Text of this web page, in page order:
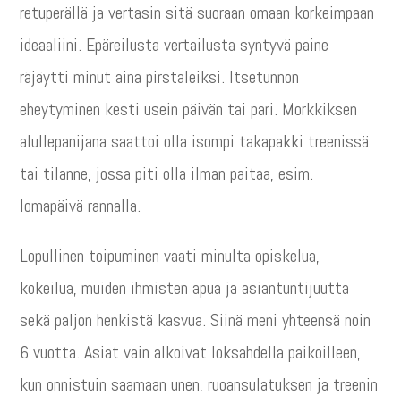
retuperällä ja vertasin sitä suoraan omaan korkeimpaan
ideaaliini. Epäreilusta vertailusta syntyvä paine
räjäytti minut aina pirstaleiksi. Itsetunnon
eheytyminen kesti usein päivän tai pari. Morkkiksen
alullepanijana saattoi olla isompi takapakki treenissä
tai tilanne, jossa piti olla ilman paitaa, esim.
lomapäivä rannalla.
Lopullinen toipuminen vaati minulta opiskelua,
kokeilua, muiden ihmisten apua ja asiantuntijuutta
sekä paljon henkistä kasvua. Siinä meni yhteensä noin
6 vuotta. Asiat vain alkoivat loksahdella paikoilleen,
kun onnistuin saamaan unen, ruoansulatuksen ja treenin